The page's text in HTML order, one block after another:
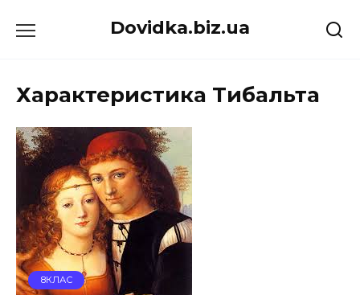
до
Dovidka.biz.ua
Характеристика Тибальта
8КЛАС